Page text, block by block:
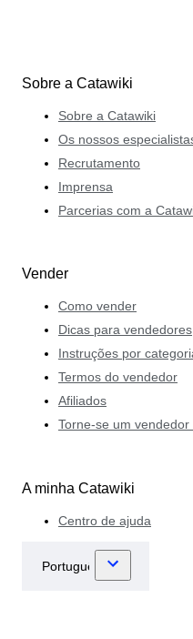
Sobre a Catawiki
Sobre a Catawiki
Os nossos
Recrutamento
Imprensa
Parcerias com a
Vender
Como vender
Dicas para vendedores
Instruções por
Termos do vendedor
Afiliados
Torne-se um vendedor
A minha Catawiki
Centro de ajuda